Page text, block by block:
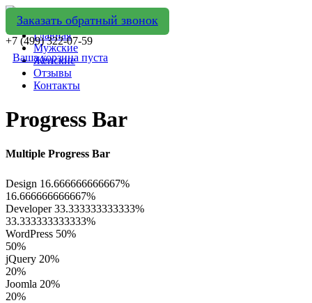
Заказать обратный звонок
+7 (499) 322-07-59
Ваша корзина пуста
Главная
Мужские
Женские
Отзывы
Контакты
Progress Bar
Multiple Progress Bar
Design 16.666666666667%
16.666666666667%
Developer33.333333333333%
33.333333333333%
WordPress 50%
50%
jQuery 20%
20%
Joomla 20%
20%